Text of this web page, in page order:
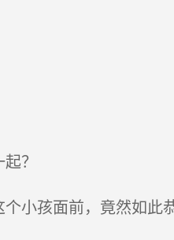
？
小孩面前，竟然如此